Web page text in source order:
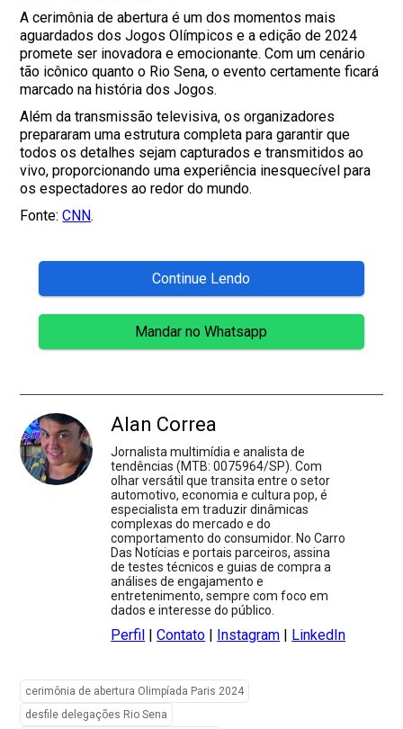
A cerimônia de abertura é um dos momentos mais
aguardados dos Jogos Olímpicos e a edição de 2024
promete ser inovadora e emocionante. Com um cenário
tão icônico quanto o Rio Sena, o evento certamente ficará
marcado na história dos Jogos.
Além da transmissão televisiva, os organizadores
prepararam uma estrutura completa para garantir que
todos os detalhes sejam capturados e transmitidos ao
vivo, proporcionando uma experiência inesquecível para
os espectadores ao redor do mundo.
Fonte:CNN.
Continue Lendo
Mandar no Whatsapp
Alan Correa
Jornalista multimídia e analista de
tendências (MTB: 0075964/SP). Com
olhar versátil que transita entre o setor
automotivo, economia e cultura pop, é
especialista em traduzir dinâmicas
complexas do mercado e do
comportamento do consumidor. No Carro
Das Notícias e portais parceiros, assina
de testes técnicos e guias de compra a
análises de engajamento e
entretenimento, sempre com foco em
dados e interesse do público.
Perfil |Contato | Instagram | LinkedIn
cerimônia de abertura Olimpíada Paris 2024
desfile delegações Rio Sena